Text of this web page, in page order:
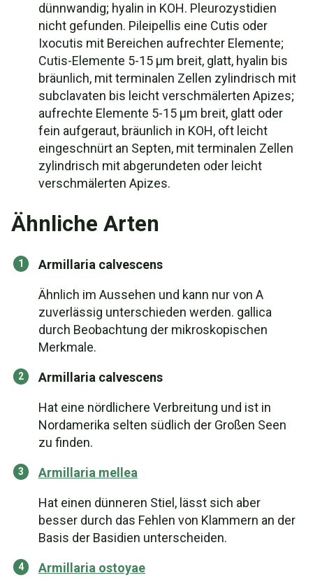
dünnwandig; hyalin in KOH. Pleurozystidien
nicht gefunden. Pileipellis eine Cutis oder
Ixocutis mit Bereichen aufrechter Elemente;
Cutis-Elemente 5-15 µm breit, glatt, hyalin bis
bräunlich, mit terminalen Zellen zylindrisch mit
subclavaten bis leicht verschmälerten Apizes;
aufrechte Elemente 5-15 µm breit, glatt oder
fein aufgeraut, bräunlich in KOH, oft leicht
eingeschnürt an Septen, mit terminalen Zellen
zylindrisch mit abgerundeten oder leicht
verschmälerten Apizes.
Ähnliche Arten
Armillaria calvescens
Ähnlich im Aussehen und kann nur von A
zuverlässig unterschieden werden. gallica
durch Beobachtung der mikroskopischen
Merkmale.
Armillaria calvescens
Hat eine nördlichere Verbreitung und ist in
Nordamerika selten südlich der Großen Seen
zu finden.
Armillaria mellea
Hat einen dünneren Stiel, lässt sich aber
besser durch das Fehlen von Klammern an der
Basis der Basidien unterscheiden.
Armillaria ostoyae